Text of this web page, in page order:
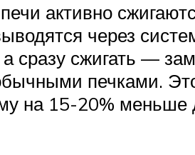
активно
через
сжигать —
печками.
на 15-20%